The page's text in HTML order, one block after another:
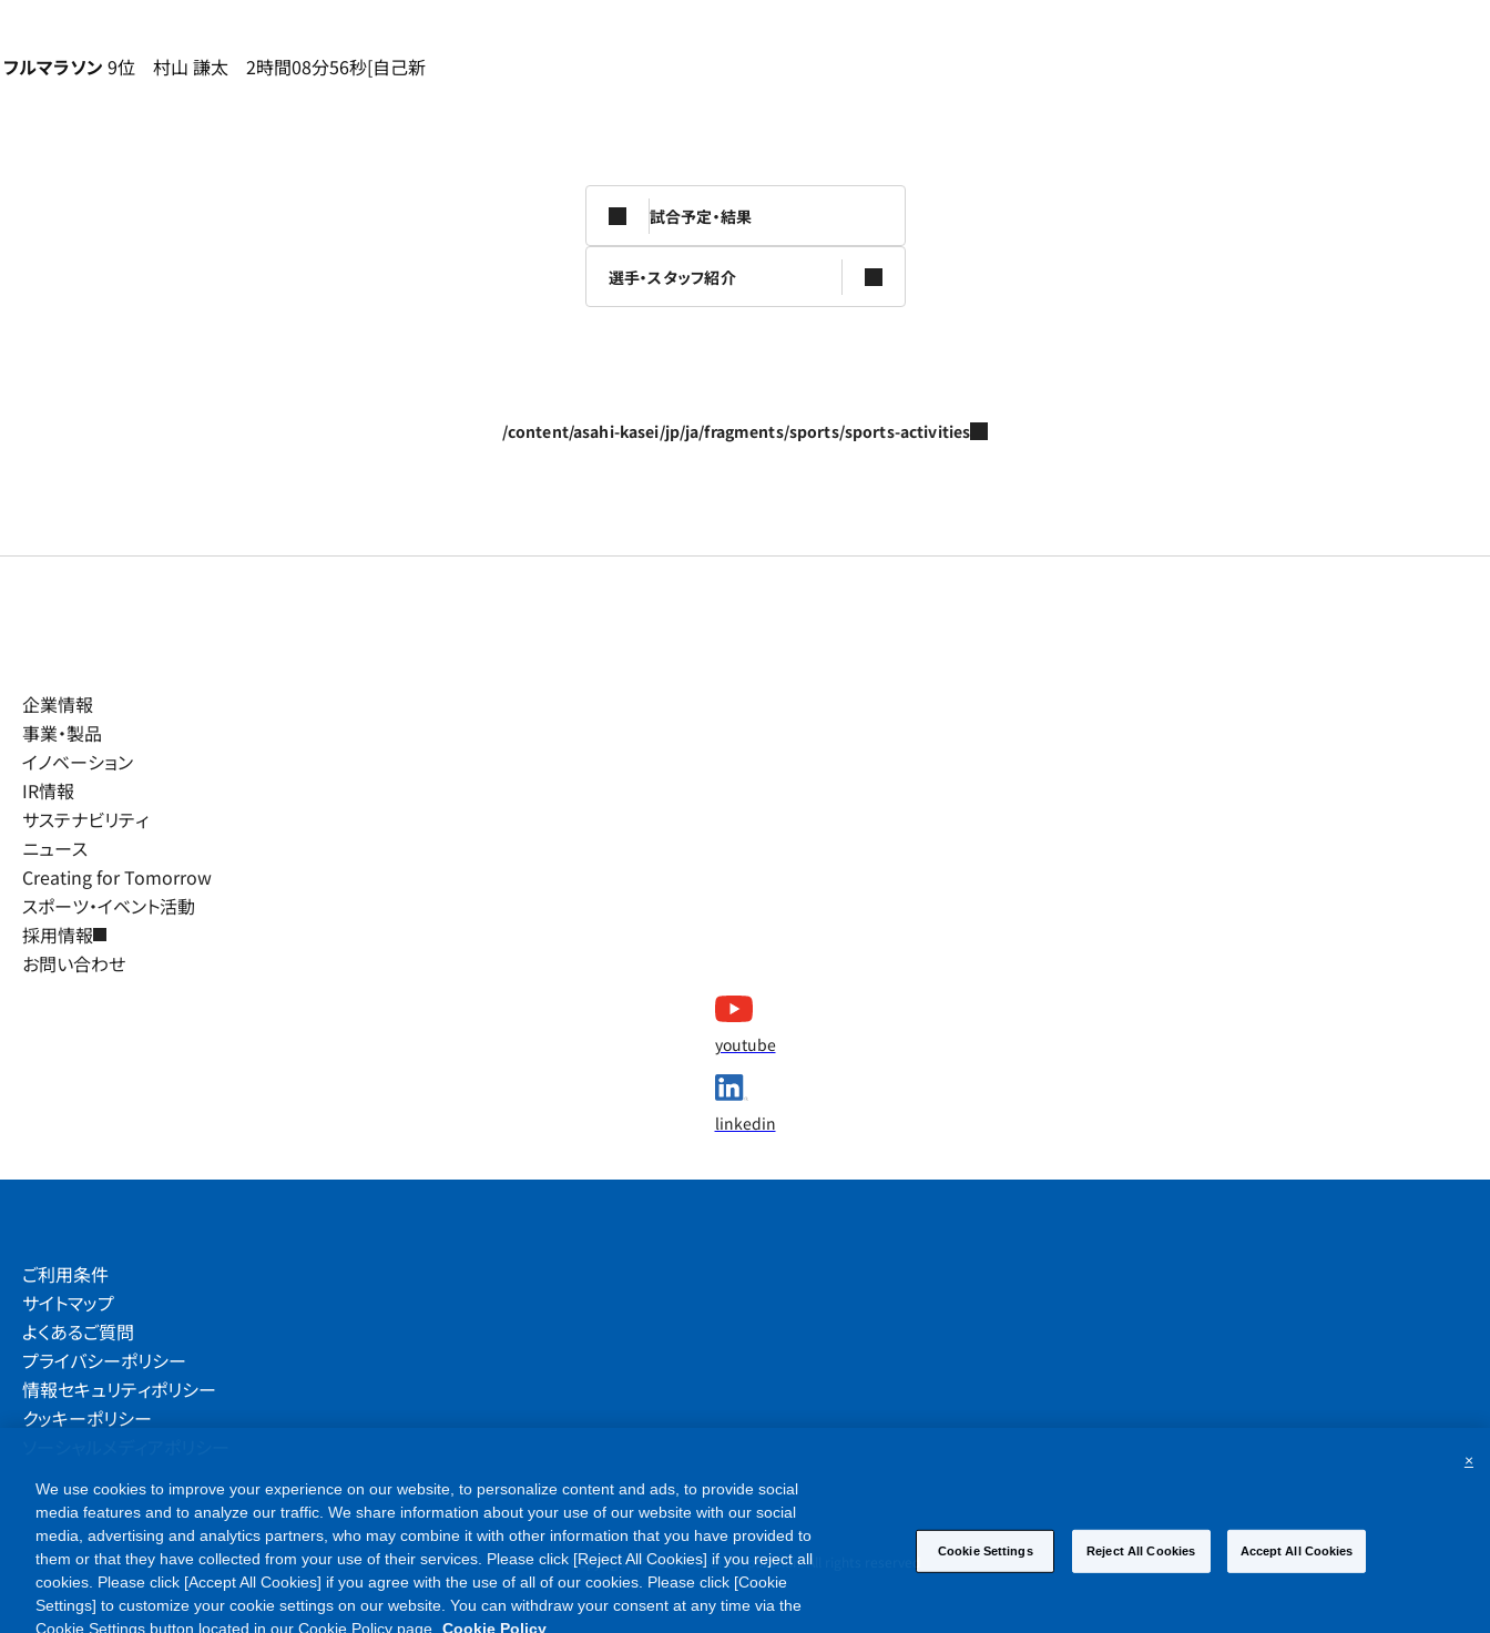
フルマラソン 9位 村山 謙太 2時間08分56秒[自己新
試合予定・結果
選手・スタッフ紹介
/content/asahi-kasei/jp/ja/fragments/sports/sports-activities
企業情報
事業・製品
イノベーション
IR情報
サステナビリティ
ニュース
Creating for Tomorrow
スポーツ・イベント活動
採用情報
お問い合わせ
youtube
linkedin
ご利用条件
サイトマップ
よくあるご質問
プライバシーポリシー
情報セキュリティポリシー
クッキーポリシー
Copyright©Asahi Kasei Corporation. All rights reserved
We use cookies to improve your experience on our website, to personalize content and ads, to provide social
media features and to analyze our traffic. We share information about your use of our website with our social
media, advertising and analytics partners, who may combine it with other information that you have provided to
them or that they have collected from your use of their services. Please click [Reject All Cookies] if you reject all
cookies. Please click [Accept All Cookies] if you agree with the use of all of our cookies. Please click [Cookie
Settings] to customize your cookie settings on our website. You can withdraw your consent at any time via the
Cookie Settings button located in our Cookie Policy page. Cookie Policy
Cookie Settings Reject All Cookies Accept All Cookies
×